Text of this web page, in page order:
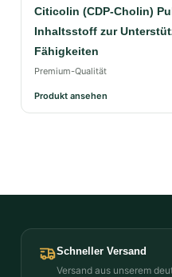
Citicolin (CDP-Cholin)
Inhaltsstoff zur
Fähigkeiten
Premium-Qualität
Produkt ansehen
Schneller Versand
Versand aus unserem